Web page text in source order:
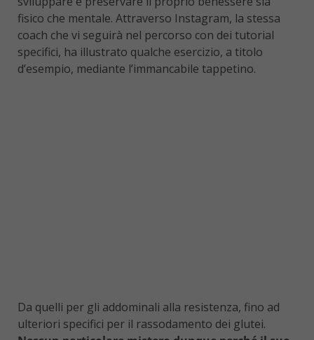
fisico che mentale. Attraverso Instagram, la stessa
coach che vi seguirà nel percorso con dei tutorial
specifici, ha illustrato qualche esercizio, a titolo
d’esempio, mediante l’immancabile tappetino.
Da quelli per gli addominali alla resistenza, fino ad
ulteriori specifici per il rassodamento dei glutei.